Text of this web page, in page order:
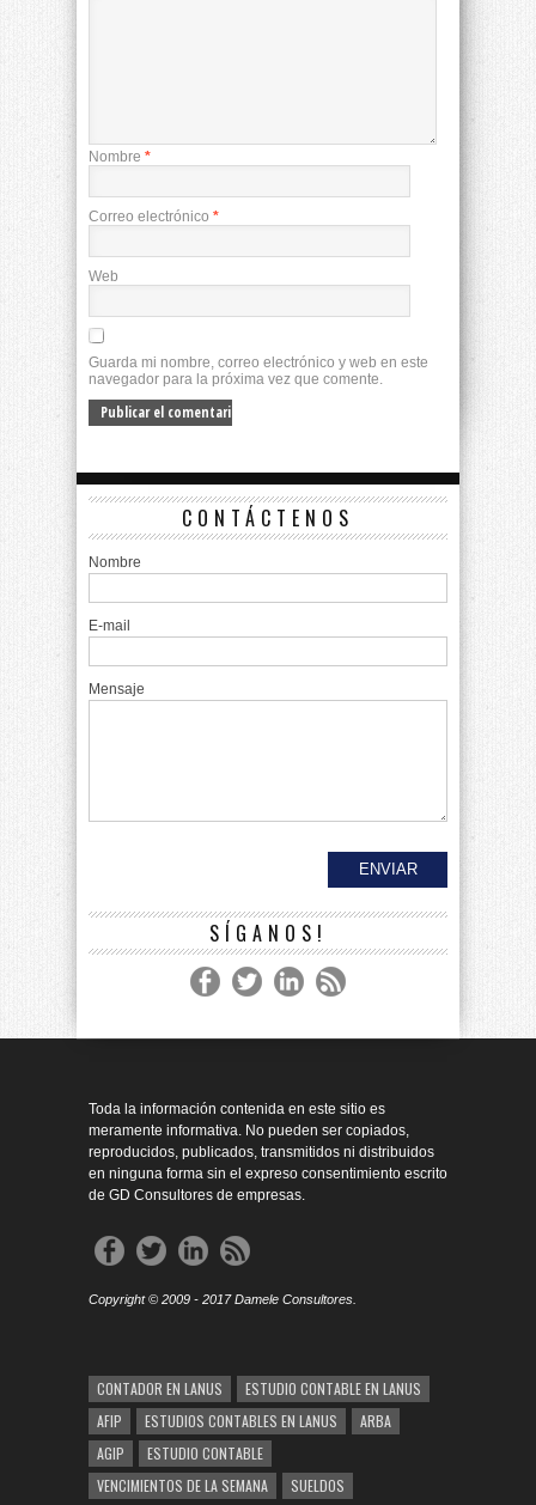
Nombre *
Correo electrónico *
Web
Guarda mi nombre, correo electrónico y web en este
navegador para la próxima vez que comente.
CONTÁCTENOS
Nombre
E-mail
Mensaje
SÍGANOS!
Toda la información contenida en este sitio es
meramente informativa. No pueden ser copiados,
reproducidos, publicados, transmitidos ni distribuidos
en ninguna forma sin el expreso consentimiento escrito
de GD Consultores de empresas.
Copyright © 2009 - 2017 Damele Consultores.
CONTADOR EN LANUS
ESTUDIO CONTABLE EN LANUS
AFIP
ESTUDIOS CONTABLES EN LANUS
ARBA
AGIP
ESTUDIO CONTABLE
VENCIMIENTOS DE LA SEMANA
SUELDOS